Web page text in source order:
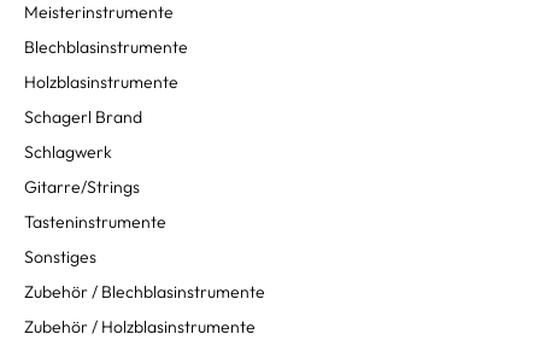
Meisterinstrumente
Blechblasinstrumente
Holzblasinstrumente
Schagerl Brand
Schlagwerk
Gitarre/Strings
Tasteninstrumente
Sonstiges
Zubehör / Blechblasinstrumente
Zubehör / Holzblasinstrumente